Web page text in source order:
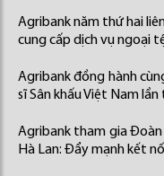
Agribank năm thứ hai
cung cấp dịch vụ ngoại
Agribank đồng hành
sĩ Sân khấu Việt Nam lần
Agribank tham gia Đoàn
Hà Lan: Đẩy mạnh kết